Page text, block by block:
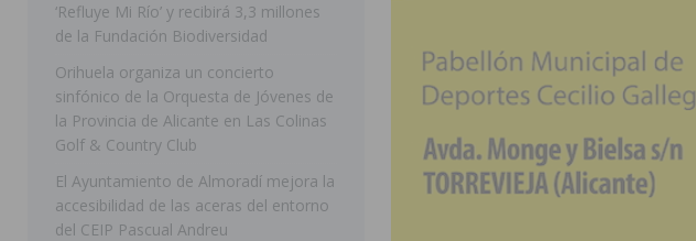
[ 07/08/2026 ] Benferri ya se prepara para dar comienzo a sus Fiestas 2026
[ 07/08/2026 ] Bigastro se viste de gala para la coronación de la Corte 2026
[ 07/08/2026 ] Rojales clausura con éxito las Fiestas de las Urbanizaciones de Ciudad
[ 06/08/2026 ]
Redován presenta la programación de sus Fiestas Patronales en honor
Arcángel
REDOVÁN
[ 08/08/2026 ] Benferri da comienzo a sus fiestas con una noche de emoción,
‘Refluye Mi Río’ y recibirá 3,3 millones
de la Fundación Biodiversidad
Orihuela organiza un concierto
sinfónico de la Orquesta de Jóvenes de
la Provincia de Alicante en Las Colinas
Golf & Country Club
El Ayuntamiento de Almoradí mejora la
accesibilidad de las aceras del entorno
del CEIP Pascual Andreu